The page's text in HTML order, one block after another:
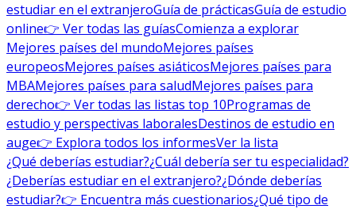
estudiar en el extranjeroGuía de prácticasGuía de estudio
online👉 Ver todas las guíasComienza a explorar
Mejores países del mundoMejores países
europeosMejores países asiáticosMejores países para
MBAMejores países para saludMejores países para
derecho👉 Ver todas las listas top 10Programas de
estudio y perspectivas laboralesDestinos de estudio en
auge👉 Explora todos los informesVer la lista
¿Qué deberías estudiar?¿Cuál debería ser tu especialidad?
¿Deberías estudiar en el extranjero?¿Dónde deberías
estudiar?👉 Encuentra más cuestionarios¿Qué tipo de